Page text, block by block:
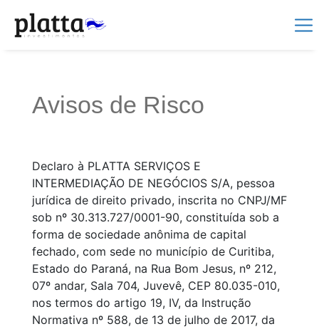
Avisos de Risco
Declaro à PLATTA SERVIÇOS E
INTERMEDIAÇÃO DE NEGÓCIOS S/A, pessoa
jurídica de direito privado, inscrita no CNPJ/MF
sob nº 30.313.727/0001-90, constituída sob a
forma de sociedade anônima de capital
fechado, com sede no município de Curitiba,
Estado do Paraná, na Rua Bom Jesus, nº 212,
07º andar, Sala 704, Juvevê, CEP 80.035-010,
nos termos do artigo 19, IV, da Instrução
Normativa nº 588, de 13 de julho de 2017, da